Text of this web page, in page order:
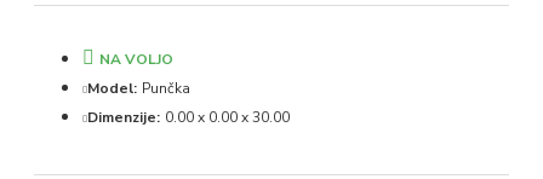
NA VOLJO
Model: Punčka
Dimenzije: 0.00 x 0.00 x 30.00